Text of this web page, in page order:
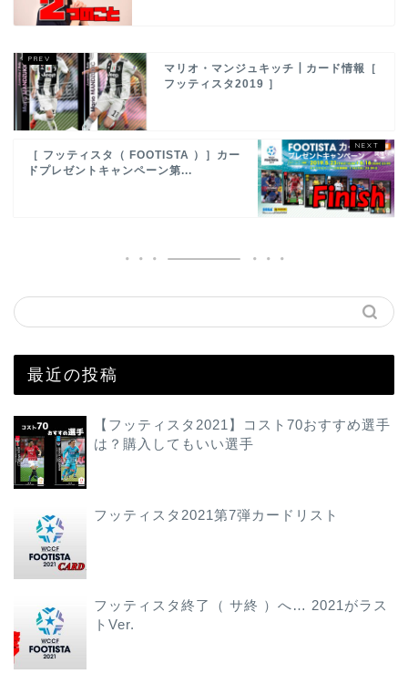
マリオ・マンジュキッチ┃カード情報［
フッティスタ2019 ］
［ フッティスタ（ FOOTISTA ）］カー
ドプレゼントキャンペーン第...
最近の投稿
【フッティスタ2021】コスト70おすすめ選手
は？購入してもいい選手
フッティスタ2021第7弾カードリスト
フッティスタ終了（ サ終 ）へ… 2021がラス
トVer.